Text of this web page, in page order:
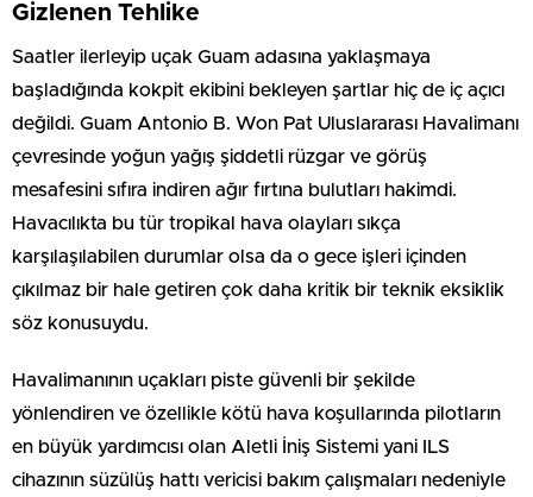
Gizlenen Tehlike
Saatler ilerleyip uçak Guam adasına yaklaşmaya
başladığında kokpit ekibini bekleyen şartlar hiç de iç açıcı
değildi. Guam Antonio B. Won Pat Uluslararası Havalimanı
çevresinde yoğun yağış şiddetli rüzgar ve görüş
mesafesini sıfıra indiren ağır fırtına bulutları hakimdi.
Havacılıkta bu tür tropikal hava olayları sıkça
karşılaşılabilen durumlar olsa da o gece işleri içinden
çıkılmaz bir hale getiren çok daha kritik bir teknik eksiklik
söz konusuydu.
Havalimanının uçakları piste güvenli bir şekilde
yönlendiren ve özellikle kötü hava koşullarında pilotların
en büyük yardımcısı olan Aletli İniş Sistemi yani ILS
cihazının süzülüş hattı vericisi bakım çalışmaları nedeniyle